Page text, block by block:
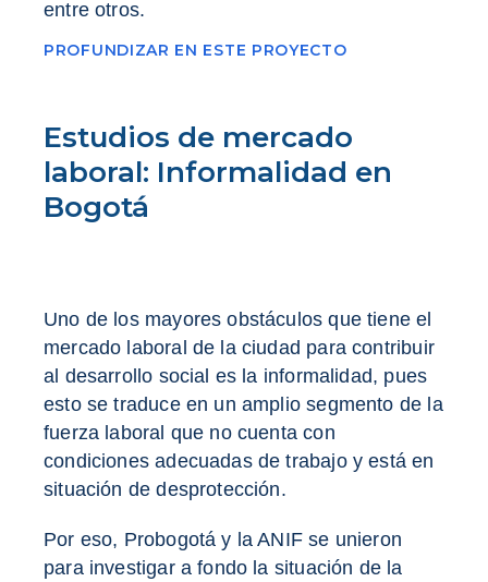
entre otros.
PROFUNDIZAR EN ESTE PROYECTO
Estudios de mercado
laboral: Informalidad en
Bogotá
Uno de los mayores obstáculos que tiene el
mercado laboral de la ciudad para contribuir
al desarrollo social es la informalidad, pues
esto se traduce en un amplio segmento de la
fuerza laboral que no cuenta con
condiciones adecuadas de trabajo y está en
situación de desprotección.
Por eso, Probogotá y la ANIF se unieron
para investigar a fondo la situación de la